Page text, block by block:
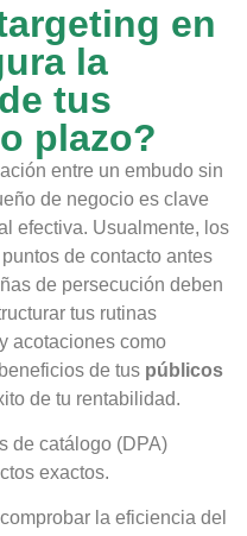
en
la
tus
plazo?
entre un embudo sin
de negocio es clave
efectiva. Usualmente, los
de contacto antes
de persecución deben
tus rutinas
acotaciones como
de tus públicos
de tu rentabilidad.
de catálogo (DPA)
exactos.
la eficiencia del